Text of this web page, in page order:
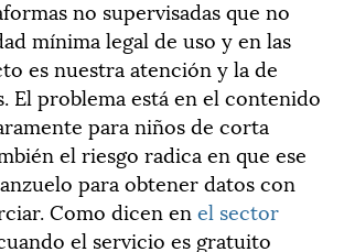
no supervisadas que no
mínima legal de uso y en las
es nuestra atención y la de
El problema está en el contenido
para niños de corta
el riesgo radica en que ese
para obtener datos con
Como dicen en el sector
el servicio es gratuito